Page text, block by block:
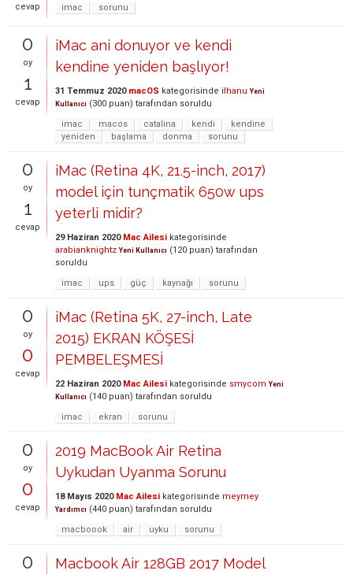
cevap
imac
sorunu
0
oy
1
cevap
iMac ani donuyor ve kendi
kendine yeniden başlıyor!
31 Temmuz 2020 macOS kategorisinde ilhanu Yeni
Kullanıcı (300 puan) tarafından soruldu
imac
macos catalina kendi
kendine
yeniden
başlama donma sorunu
0
oy
1
cevap
iMac (Retina 4K, 21.5-inch, 2017)
model için tunçmatik 650w ups
yeterli midir?
29 Haziran 2020 Mac Ailesi kategorisinde
arabianknightz Yeni Kullanıcı (120 puan) tarafından
soruldu
imac
ups güç kaynağı sorunu
0
oy
0
cevap
iMac (Retina 5K, 27-inch, Late
2015) EKRAN KÖŞESİ
PEMBELEŞMESİ
22 Haziran 2020 Mac Ailesi kategorisinde smycom Yeni
Kullanıcı (140 puan) tarafından soruldu
imac
ekran sorunu
0
oy
0
cevap
2019 MacBook Air Retina
Uykudan Uyanma Sorunu
18 Mayıs 2020 Mac Ailesi kategorisinde meymey
Yardımcı (440 puan) tarafından soruldu
macboook
air uyku sorunu
0
Macbook Air 128GB 2017 Model